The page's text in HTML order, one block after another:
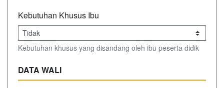
Kebutuhan Khusus Ibu
Kebutuhan khusus yang disandang oleh ibu peserta didik
DATA WALI